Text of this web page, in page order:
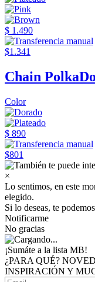
$ 1.490
$1.341
Chain
Color
$ 890
$801
×
Lo sentimos, en este
elegido.
Si lo deseas, te
Notificarme
No gracias
¡Sumáte a la lista MB!
¿PARA QUÉ?
INSPIRACIÓN Y